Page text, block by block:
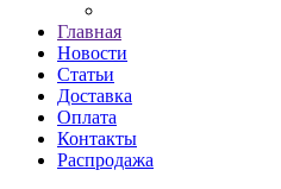
Главная
Новости
Статьи
Доставка
Оплата
Контакты
Распродажа